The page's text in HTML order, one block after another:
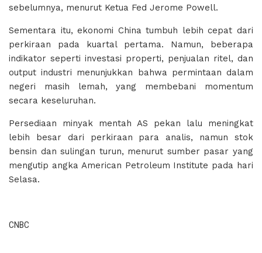
sebelumnya, menurut Ketua Fed Jerome Powell.
Sementara itu, ekonomi China tumbuh lebih cepat dari
perkiraan pada kuartal pertama. Namun, beberapa
indikator seperti investasi properti, penjualan ritel, dan
output industri menunjukkan bahwa permintaan dalam
negeri masih lemah, yang membebani momentum
secara keseluruhan.
Persediaan minyak mentah AS pekan lalu meningkat
lebih besar dari perkiraan para analis, namun stok
bensin dan sulingan turun, menurut sumber pasar yang
mengutip angka American Petroleum Institute pada hari
Selasa.
CNBC